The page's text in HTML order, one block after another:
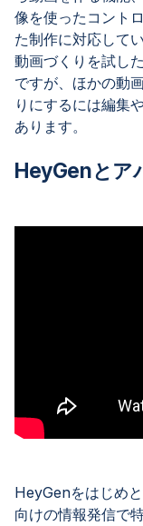
像を使ったコント
た制作に対応して
動画づくりを試し
ですが、ほかの動
りにするには編集
あります。
HeyGenとア
HeyGenをはじめ
向けの情報発信で